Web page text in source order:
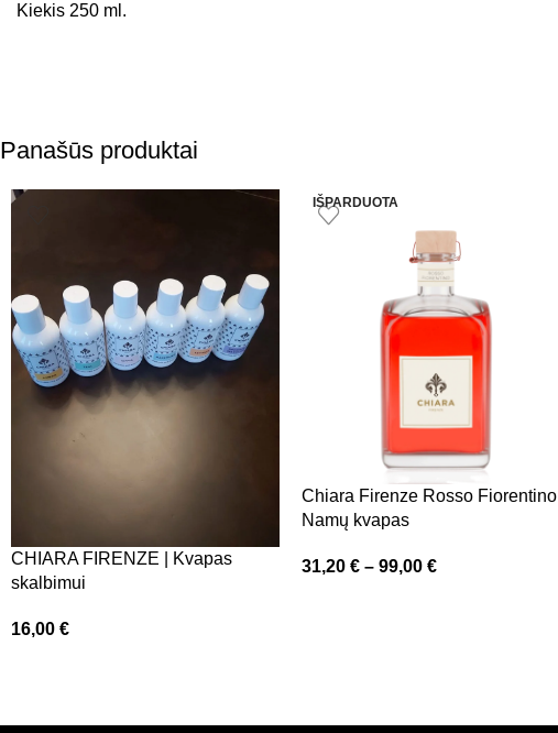
Kiekis 250 ml.
Panašūs produktai
CHIARA FIRENZE | Kvapas
skalbimui
16,00 €
IŠPARDUOTA
Chiara Firenze Rosso Fiorentino |
Namų kvapas
31,20 € – 99,00 €